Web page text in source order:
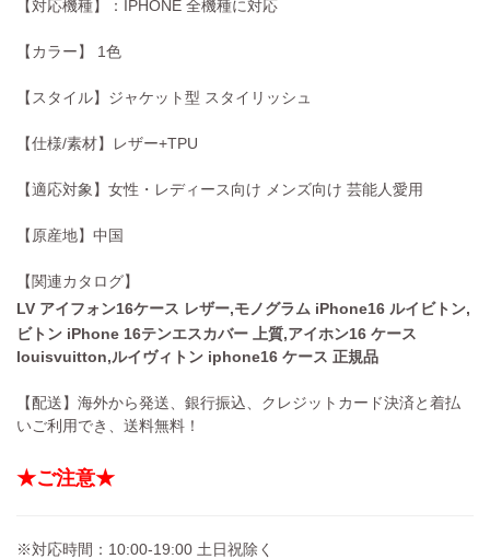
【対応機種】：IPHONE 全機種に対応
【カラー】 1色
【スタイル】ジャケット型 スタイリッシュ
【仕様/素材】レザー+TPU
【適応対象】女性・レディース向け メンズ向け 芸能人愛用
【原産地】中国
【関連カタログ】
LV アイフォン16ケース レザー,モノグラム iPhone16 ルイビトン,
ビトン iPhone 16テンエスカバー 上質,アイホン16 ケース
louisvuitton,ルイヴィトン iphone16 ケース 正規品
【配送】海外から発送、銀行振込、クレジットカード決済と着払
いご利用でき、送料無料！
★ご注意★
※対応時間：10:00-19:00 土日祝除く